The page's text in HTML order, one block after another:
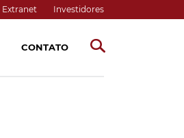
Extranet Investidores
CONTATO